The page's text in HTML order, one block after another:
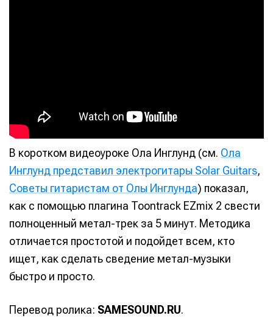
В коротком видеоуроке Ола Инглунд (см. Ола
Инглунд представил электрогитары Solar Guitars,
Советы гитаристам от Олы Инглунда) показал,
как с помощью плагина Toontrack EZmix 2 свести
полноценный метал-трек за 5 минут. Методика
отличается простотой и подойдет всем, кто
ищет, как сделать сведение метал-музыки
быстро и просто.
Перевод ролика: SAMESOUND.RU.